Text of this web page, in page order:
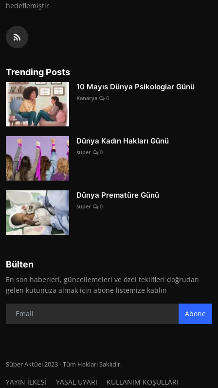
hedeflemiştir
Trending Posts
10 Mayıs Dünya Psikologlar Günü
Kanarya 0
Dünya Kadın Hakları Günü
super 0
Dünya Prematüre Günü
super 0
Bülten
En son haberleri, güncellemeleri ve özel teklifleri doğrudan
gelen kutunuza almak için abone listemize katılın
Abone
Süper Aktüel 2023 - Tüm Hakları Saklıdır.
YAYIN İLKESİ YASAL UYARI
KULLANIM KOŞULLARI